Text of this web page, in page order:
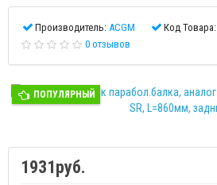
Производитель: ACGM Код Товара:
0 отзывов
ПОПУЛЯРНЫЙ
1931руб.